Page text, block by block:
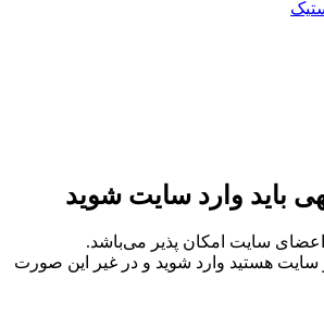
باید وارد سایت شوید
اعضای سایت امکان پذیر می‌باشد.
سایت هستید وارد شوید و در غیر این صورت